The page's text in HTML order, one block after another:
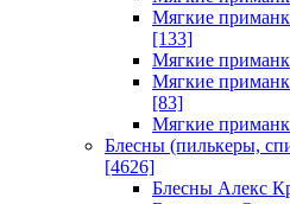
Мягкие
[133]
Мягкие
Мягкие
[83]
Мягкие
Блесны (пилькеры,
[4626]
Блесны Алекс